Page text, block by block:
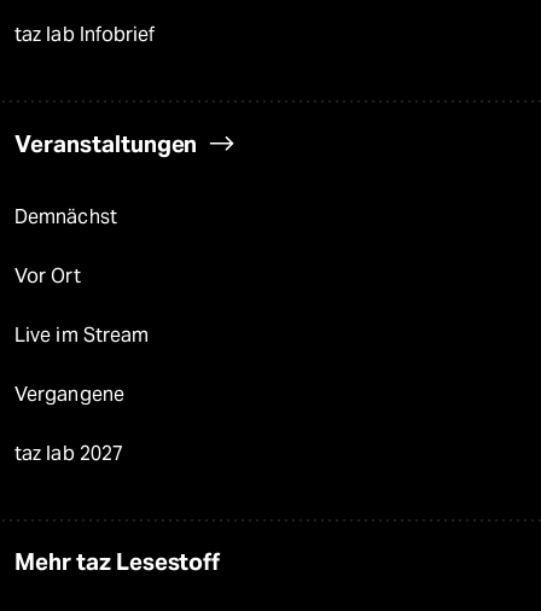
taz lab Infobrief
Veranstaltungen
Demnächst
Vor Ort
Live im Stream
Vergangene
taz lab 2027
Mehr taz Lesestoff